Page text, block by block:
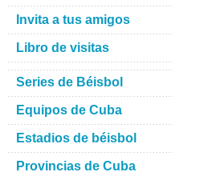
Invita a tus amigos
Libro de visitas
Series de Béisbol
Equipos de Cuba
Estadios de béisbol
Provincias de Cuba